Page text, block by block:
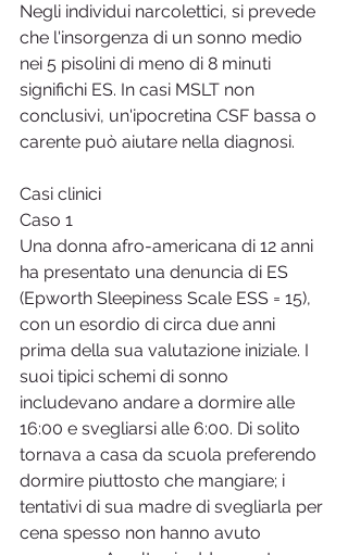
Negli individui narcolettici, si prevede
che l'insorgenza di un sonno medio
nei 5 pisolini di meno di 8 minuti
significhi ES. In casi MSLT non
conclusivi, un'ipocretina CSF bassa o
carente può aiutare nella diagnosi.
Casi clinici
Caso 1
Una donna afro-americana di 12 anni
ha presentato una denuncia di ES
(Epworth Sleepiness Scale ESS = 15),
con un esordio di circa due anni
prima della sua valutazione iniziale. I
suoi tipici schemi di sonno
includevano andare a dormire alle
16:00 e svegliarsi alle 6:00. Di solito
tornava a casa da scuola preferendo
dormire piuttosto che mangiare; i
tentativi di sua madre di svegliarla per
cena spesso non hanno avuto